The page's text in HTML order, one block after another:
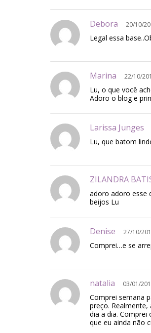
Debora 20/10/
Legal essa
Marina 22/10/
Lu, o que você
Adoro o blog e
Larissa Junges
Lu, que batom
ZILANDRA
adoro adoro esse
beijos Lu
Denise 27/10/
Comprei…e se
natalia 03/01/
Comprei semana
preço.
dia a dia.
que eu ainda não